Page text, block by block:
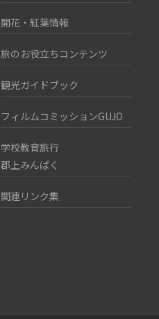
開花・紅葉情報
旅のお役立ちコンテンツ
観光ガイドブック
フィルムコミッションGUJO
学校教育旅行
郡上みんぱく
関連リンク集